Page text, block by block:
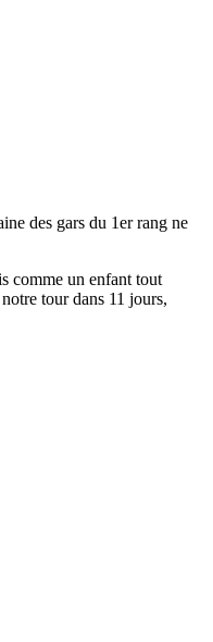
des gars du 1er rang ne
comme un enfant tout
tour dans 11 jours,